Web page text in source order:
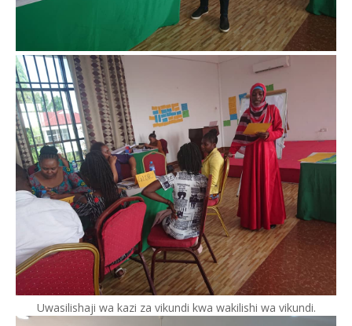
Uwasilishaji wa kazi za vikundi kwa wakilishi wa vikundi.